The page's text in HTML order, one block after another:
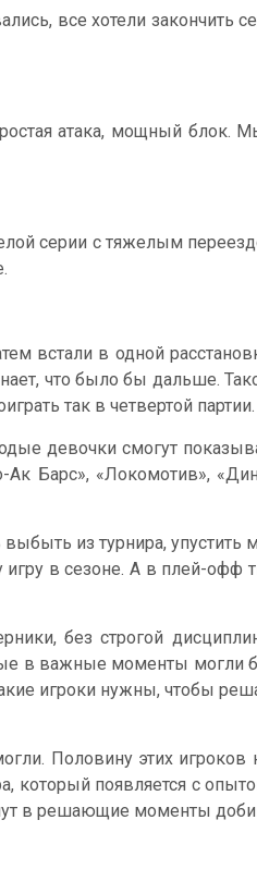
все хотели закончить
атака, мощный блок.
серии с тяжелым
встали в одной
что было бы дальше.
так в четвертой партии.
девочки смогут
Барс», «Локомотив»,
из турнира, упустить
в сезоне. А в плей-офф
без строгой
в важные моменты могли
игроки нужны, чтобы
Половину этих игроков
который появляется с
в решающие моменты